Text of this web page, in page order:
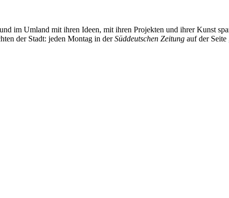
im Umland mit ihren Ideen, mit ihren Projekten und ihrer Kunst
der Stadt: jeden Montag in derSüddeutschen Zeitung auf der Seite